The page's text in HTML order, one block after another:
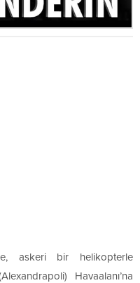
askeri bir helikopterle
Havaalanı’na